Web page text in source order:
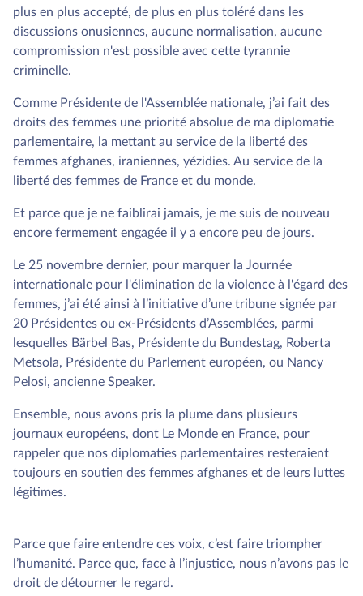
plus en plus accepté, de plus en plus toléré dans les
discussions onusiennes, aucune normalisation, aucune
compromission n'est possible avec cette tyrannie
criminelle.
Comme Présidente de l'Assemblée nationale, j’ai fait des
droits des femmes une priorité absolue de ma diplomatie
parlementaire, la mettant au service de la liberté des
femmes afghanes, iraniennes, yézidies. Au service de la
liberté des femmes de France et du monde.
Et parce que je ne faiblirai jamais, je me suis de nouveau
encore fermement engagée il y a encore peu de jours.
Le 25 novembre dernier, pour marquer la Journée
internationale pour l'élimination de la violence à l'égard des
femmes, j’ai été ainsi à l’initiative d’une tribune signée par
20 Présidentes ou ex-Présidents d’Assemblées, parmi
lesquelles Bärbel Bas, Présidente du Bundestag, Roberta
Metsola, Présidente du Parlement européen, ou Nancy
Pelosi, ancienne Speaker.
Ensemble, nous avons pris la plume dans plusieurs
journaux européens, dont Le Monde en France, pour
rappeler que nos diplomaties parlementaires resteraient
toujours en soutien des femmes afghanes et de leurs luttes
légitimes.
Parce que faire entendre ces voix, c’est faire triompher
l’humanité. Parce que, face à l’injustice, nous n’avons pas le
droit de détourner le regard.